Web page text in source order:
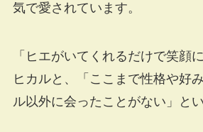
気で愛されています。
「ヒエがいてくれるだけで笑顔
ヒカルと、「ここまで性格や好
ル以外に会ったことがない」と